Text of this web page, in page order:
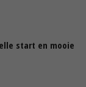
start en mooie